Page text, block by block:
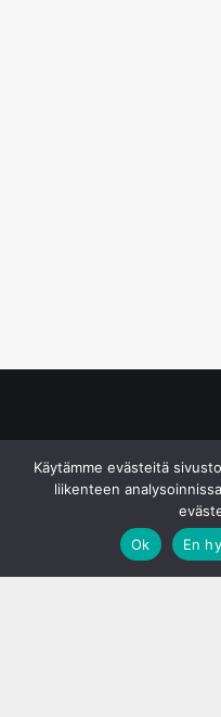
Käytämme evästeitä
liikenteen
Ok
En